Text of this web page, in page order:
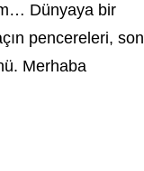
Dünyaya bir
pencereleri, son
Merhaba